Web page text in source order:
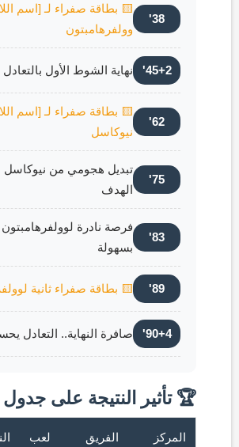
38'
🟨 بطاقة صفراء لـ [اسم
وولفرهامبتون
45+2' نهاية الشوط الأول
62'
🟨 بطاقة صفراء لـ [اسم
نيوكاسل
75'
تبديل هجومي من نيوكاسل
الهدف
83'
فرصة نادرة لوولفرهامبتون
بسهولة
89' 🟨 بطاقة صفراء ثانية
90+4' صافرة النهاية.. التعادل
🏆 تأثير النتيجة على
المركز الفريق لعب